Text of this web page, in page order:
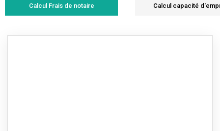
Calcul Frais de notaire Calcul capacité